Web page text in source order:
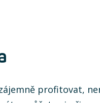
profitovat,